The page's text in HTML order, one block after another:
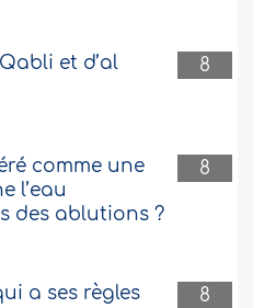
8
et d’al
8
comme une
l’eau
des ablutions ?
8
a ses règles